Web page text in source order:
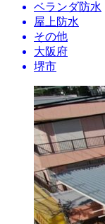
ベランダ防水
屋上防水
その他
大阪府
堺市